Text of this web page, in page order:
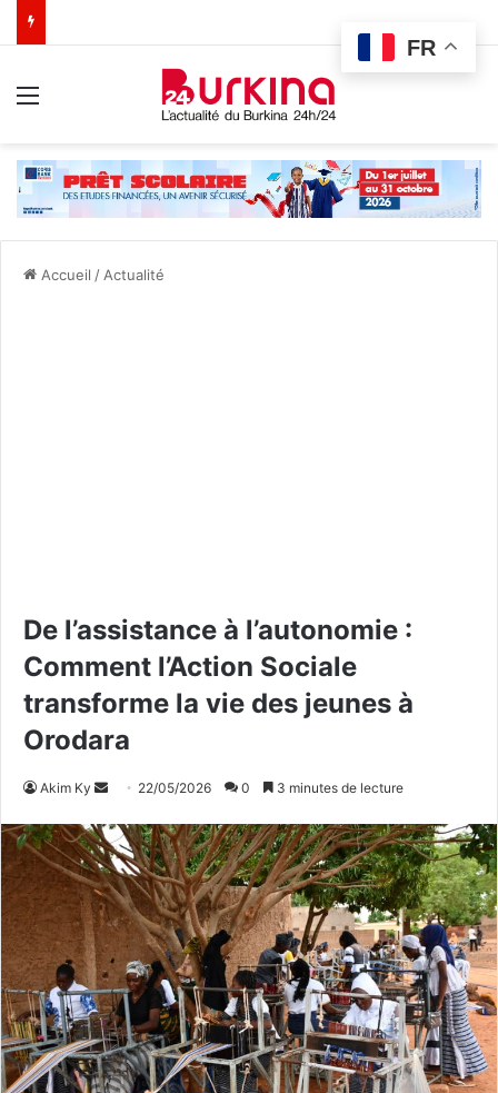
Accueil / Actualité
De l’assistance à l’autonomie :
Comment l’Action Sociale
transforme la vie des jeunes à
Orodara
Akim Ky
v
o
y
e
u
n
c
o
u
22/05/2026 0 3 minutes de lecture
FR